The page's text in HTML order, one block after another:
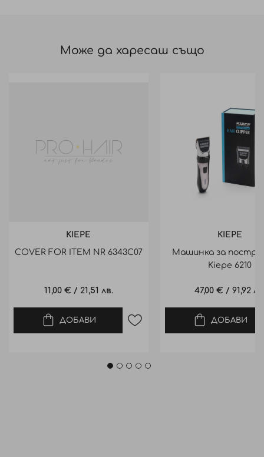
Може да харесаш също
KIEPE
COVER FOR ITEM NR 6343C07
11,00 € / 21,51 лв.
ДОБАВИ
KIEPE
Машинка за
Kiepe 6210
47,00 € /91,92
ДОБАВИ